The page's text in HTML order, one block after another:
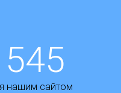
нашим сайтом